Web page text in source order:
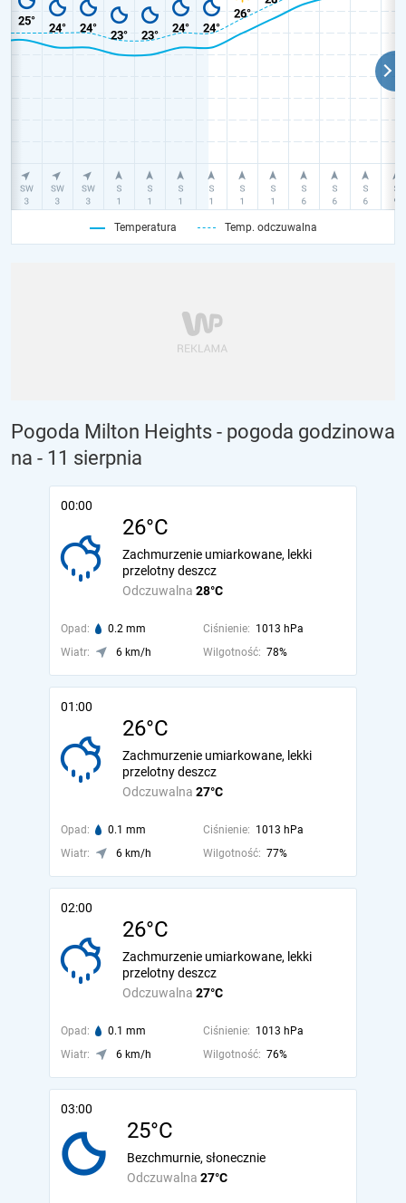
Temperatura Temp. odczuwalna
Pogoda Milton Heights - pogoda godzinowa
na - 11 sierpnia
00:00
26°C
Odczuwalna 28°C
Zachmurzenie umiarkowane, lekki
przelotny deszcz
Opad: 0.2 mm Ciśnienie: 1013 hPa
Wiatr:
6 km/h Wilgotność: 78%
01:00
26°C
Odczuwalna 27°C
Zachmurzenie umiarkowane, lekki
przelotny deszcz
Opad: 0.1 mm Ciśnienie: 1013 hPa
Wiatr:
6 km/h Wilgotność: 77%
02:00
26°C
Odczuwalna 27°C
Zachmurzenie umiarkowane, lekki
przelotny deszcz
Opad: 0.1 mm Ciśnienie: 1013 hPa
Wiatr:
6 km/h Wilgotność: 76%
03:00
25°C
Odczuwalna 27°C
Bezchmurnie, słonecznie